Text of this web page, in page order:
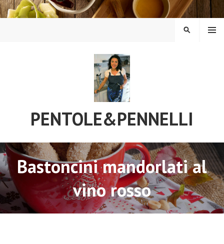
Vai
al
PENTOLE&PENNELLI
MENU
CERCA
Bastoncini mandorlati al
vino rosso